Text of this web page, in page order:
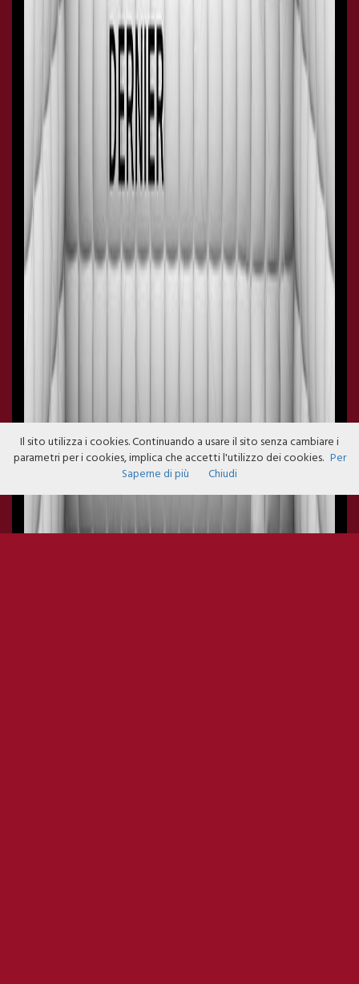
Il sito utilizza i cookies. Continuando a usare il sito senza cambiare i
parametri per i cookies, implica che accetti l'utilizzo dei cookies. Per
Saperne di più
Chiudi